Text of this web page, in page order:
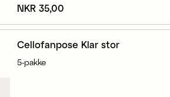
Pris :NKR 35,00
NKR 35,00
Cellofanpose Klar stor
5-pakke